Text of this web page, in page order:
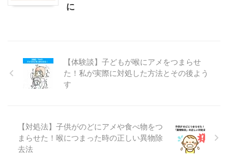
に
【体験談】子どもが喉にアメをつまらせ
た！私が実際に対処した方法とその後よう
す
【対処法】子供がのどにアメや食べ物をつ
まらせた！喉につまった時の正しい異物除
去法